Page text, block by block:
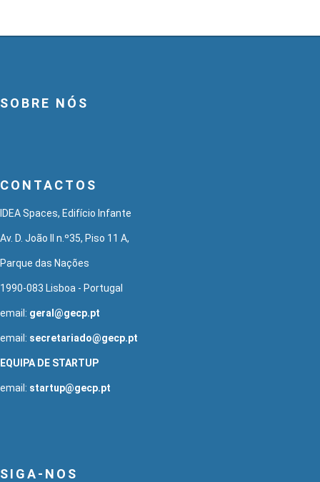
SOBRE NÓS
CONTACTOS
IDEA Spaces, Edifício Infante
Av. D. João II n.º35, Piso 11 A,
Parque das Nações
1990-083 Lisboa - Portugal
email: geral@gecp.pt
email: secretariado@gecp.pt
EQUIPA DE STARTUP
email: startup@gecp.pt
SIGA-NOS